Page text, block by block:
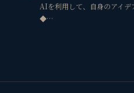
AIを利用して、自身のアイデ
◆…